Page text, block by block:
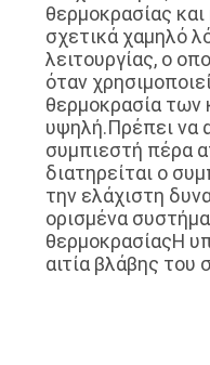
θερμοκρασίας και
σχετικά χαμηλό
λειτουργίας, ο
όταν
θερμοκρασία των
υψηλή.Πρέπει να
συμπιεστή πέρα
διατηρείται ο
την ελάχιστη
ορισμένα
θερμοκρασίαςΗ
αιτία βλάβης του